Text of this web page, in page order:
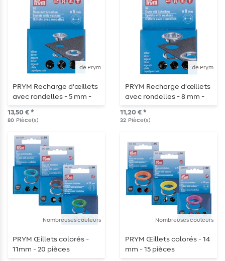
de Prym
PRYM Recharge d'œillets
avec rondelles - 5 mm -
argenté
13,50 € *
80 Pièce(s)
de Prym
PRYM Recharge d'œillets
avec rondelles - 8 mm -
argenté
11,20 € *
32 Pièce(s)
Nombreuses couleurs
PRYM Œillets colorés -
11mm - 20 pièces
Nombreuses couleurs
PRYM Œillets colorés - 14
mm - 15 pièces